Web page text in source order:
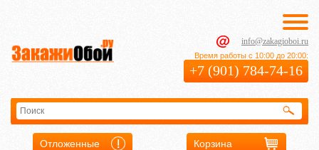
info@zakagioboi.ru
Время работы с 10:00 до 20:00:
+7 (901) 784-74-16
Отложенные Корзина